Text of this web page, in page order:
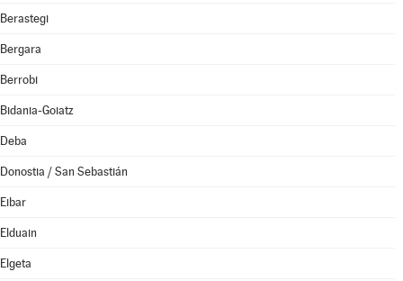
Berastegi
Bergara
Berrobi
Bidania-Goiatz
Deba
Donostia / San Sebastián
Eibar
Elduain
Elgeta